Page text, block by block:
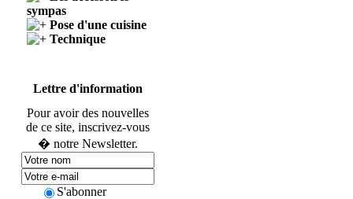
sympas
Pose d'une cuisine
Technique
Lettre d'information
Pour avoir des nouvelles
de ce site, inscrivez-vous
� notre Newsletter.
S'abonner